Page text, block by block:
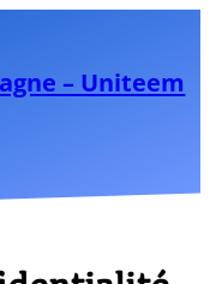
– Uniteem